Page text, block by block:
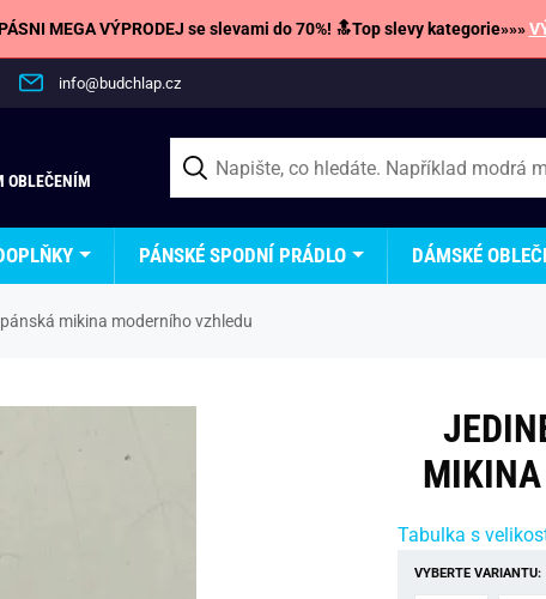
MEGA VÝPRODEJ se slevami do 70%! 🔝Top slevy kategorie»»»
info@budchlap.cz
OBLEČENÍM
PÁNSKÉ SPODNÍ PRÁDLO DÁMSKÉ
mikina moderního vzhledu
MIKINA
Tabulka s
VYBERTE VARIANTU: